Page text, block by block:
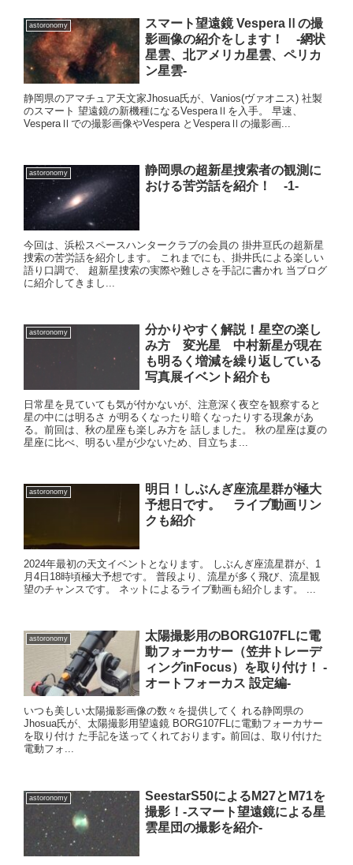
astoronomy
スマート望遠鏡 VesperaⅡの撮
影画像の紹介をします！ -網状
星雲、北アメリカ星雲、ペリカ
ン星雲-
静岡県のアマチュア天文家Jhosua氏が、Vanios(ヴァオニス) 社製
のスマート 望遠鏡の新機種になるVesperaⅡを入手。 早速、
VesperaⅡでの撮影画像やVespera とVesperaⅡの撮影画...
astoronomy
静岡県の超新星捜索者の観測に
おける苦労話を紹介！ -1-
今回は、浜松スペースハンタークラブの会員の 掛井亘氏の超新星
捜索の苦労話を紹介します。 これまでにも、掛井氏による楽しい
語り口調で、 超新星捜索の実際や難しさを手記に書かれ 当ブログ
に紹介してきまし...
astoronomy
分かりやすく解説！星空の楽し
み方 変光星 中村新星が現在
も明るく増減を繰り返している
写真展イベント紹介も
日常星を見ていても気が付かないが、注意深く夜空を観察すると
星の中には明るさ が明るくなったり暗くなったりする現象があ
る。前回は、秋の星座も楽しみ方を 話しました。 秋の星座は夏の
星座に比べ、明るい星が少ないため、目立ちま...
astoronomy
明日！しぶんぎ座流星群が極大
予想日です。 ライブ動画リン
クも紹介
2024年最初の天文イベントとなります。 しぶんぎ座流星群が、1
月4日18時頃極大予想です。 普段より、流星が多く飛び、流星観
望のチャンスです。 ネットによるライブ動画も紹介します。 ...
astoronomy
太陽撮影用のBORG107FLに電
動フォーカサー（笠井トレーデ
ィングinFocus）を取り付け！ -
オートフォーカス 設定編-
いつも美しい太陽撮影画像の数々を提供してく れる静岡県の
Jhosua氏が、太陽撮影用望遠鏡 BORG107FLに電動フォーカサー
を取り付け た手記を送ってくれております｡ 前回は、取り付けた
電動フォ...
astoronomy
SeestarS50によるM27とM71を
撮影！-スマート望遠鏡による星
雲星団の撮影を紹介-